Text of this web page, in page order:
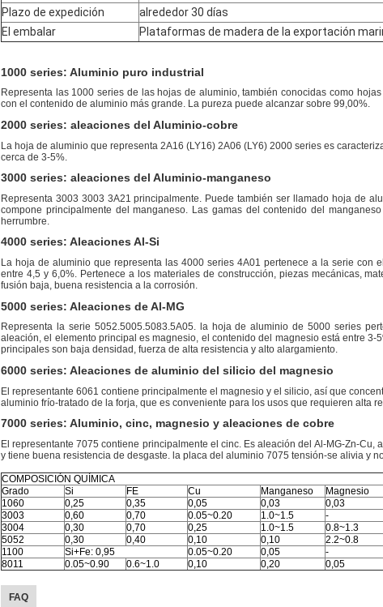
Plazo de expedición
alrededor 30 días
El embalar
Plataformas de madera de la exportación
1000 series: Aluminio puro industrial
Representa las 1000 series de las hojas de aluminio, también conocidas como
con el contenido de aluminio más grande. La pureza puede alcanzar sobre 99,00%.
2000 series: aleaciones del Aluminio-cobre
La hoja de aluminio que representa 2A16 (LY16) 2A06 (LY6) 2000 series es
cerca de 3-5%.
3000 series: aleaciones del Aluminio-manganeso
Representa 3003 3003 3A21 principalmente. Puede también ser llamado hoja de
compone principalmente del manganeso. Las gamas del contenido del
herrumbre.
4000 series: Aleaciones Al-Si
La hoja de aluminio que representa las 4000 series 4A01 pertenece a la serie
entre 4,5 y 6,0%. Pertenece a los materiales de construcción, piezas mecánicas,
fusión baja, buena resistencia a la corrosión.
5000 series: Aleaciones de Al-MG
Representa la serie 5052.5005.5083.5A05. la hoja de aluminio de 5000 series
aleación, el elemento principal es magnesio, el contenido del magnesio está entre
principales son baja densidad, fuerza de alta resistencia y alto alargamiento.
6000 series: Aleaciones de aluminio del silicio del magnesio
El representante 6061 contiene principalmente el magnesio y el silicio, así que
aluminio frío-tratado de la forja, que es conveniente para los usos que requieren alta
7000 series: Aluminio, cinc, magnesio y aleaciones de cobre
El representante 7075 contiene principalmente el cinc. Es aleación del Al-MG-Zn-
y tiene buena resistencia de desgaste. la placa del aluminio 7075 tensión-se alivia y
COMPOSICIÓN QUÍMICA
Grado
Si FE Cu Manganeso
Magnesio
1060
0,25 0,35 0,05 0,03
0,03
3003
0,60 0,70 0.05~0.20 1.0~1.5
-
3004
0,30 0,70 0,25 1.0~1.5
0.8~1.3
5052
0,30 0,40 0,10 0,10
2.2~0.8
1100
Si+Fe: 0,95 0.05~0.20 0,05
-
8011
0.05~0.90 0.6~1.0 0,10 0,20 0,05
FAQ